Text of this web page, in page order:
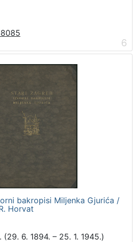
6
bakropisi Miljenka Gjurića /
Horvat
6. 1894. – 25. 1. 1945.)